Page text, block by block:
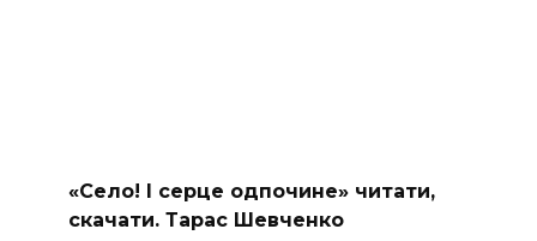
«Село! І серце одпочине» читати,
скачати. Тарас Шевченко